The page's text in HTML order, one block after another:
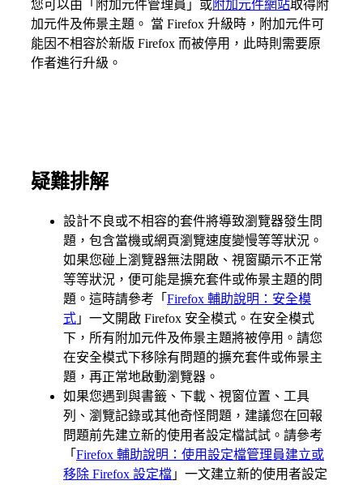
您可以由「附加元件管理員」或附加元件網站取得附
加元件及佈景主題。 當 Firefox 升級時，附加元件可
能因不相容於新版 Firefox 而被停用，此時則需要原
作者進行升級。
疑難排解
設計不良或不相容的套件將導致瀏覽器發生問
題，包含當機或網頁瀏覽速度變慢等等狀況。
如果您碰上瀏覽器無法開啟、視窗顯示不正常
等等狀況，便可能是擴充套件或佈景主題的問
題。這時請參考「 Firefox 輔助說明：安全模
式 」一文開啟 Firefox 安全模式。在安全模式
下，所有附加元件及佈景主題將被停用。請您
在安全模式下移除有問題的擴充套件或佈景主
題，再正常地啟動瀏覽器。
如果您遇到與書籤、下載、視窗位置、工具
列、瀏覽記錄或其他奇怪問題，建議您在回報
問題前先建立新的使用者設定檔試試。請參考
「 Firefox 輔助說明：使用設定檔管理員建立或
移除 Firefox 設定檔 」一文建立新的使用者設定